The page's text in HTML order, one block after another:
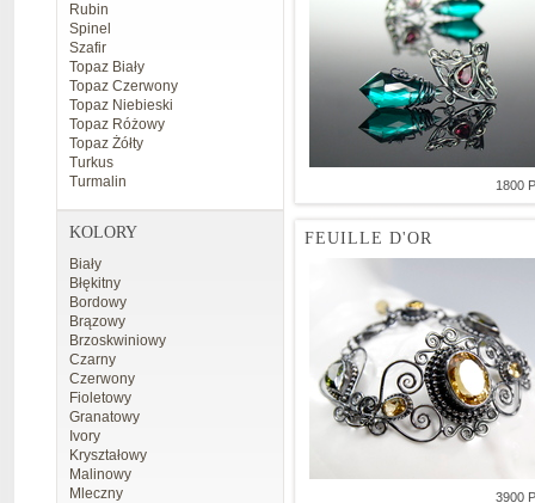
Rubin
Spinel
Szafir
Topaz Biały
Topaz Czerwony
Topaz Niebieski
Topaz Różowy
Topaz Żółty
Turkus
Turmalin
KOLORY
Biały
Błękitny
Bordowy
Brązowy
Brzoskwiniowy
Czarny
Czerwony
Fioletowy
Granatowy
Ivory
Kryształowy
Malinowy
Mleczny
1800
FEUILLE D'OR
3900